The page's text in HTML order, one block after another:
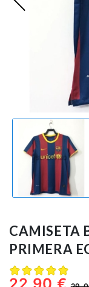
Otras Ligas
Entrenamiento
CAMISETA
PRIMERA
22,90 €